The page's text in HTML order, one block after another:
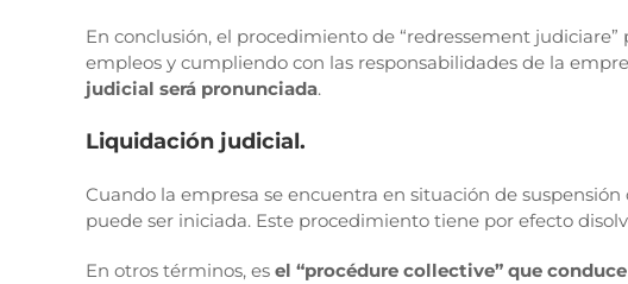
En conclusión, el procedimiento de “redressement
empleos y cumpliendo con las responsabilidades de la
judicial será pronunciada.
Liquidación judicial.
Cuando la empresa se encuentra en situación de
puede ser iniciada. Este procedimiento tiene por efecto
En otros términos, es el “procédure collective” que